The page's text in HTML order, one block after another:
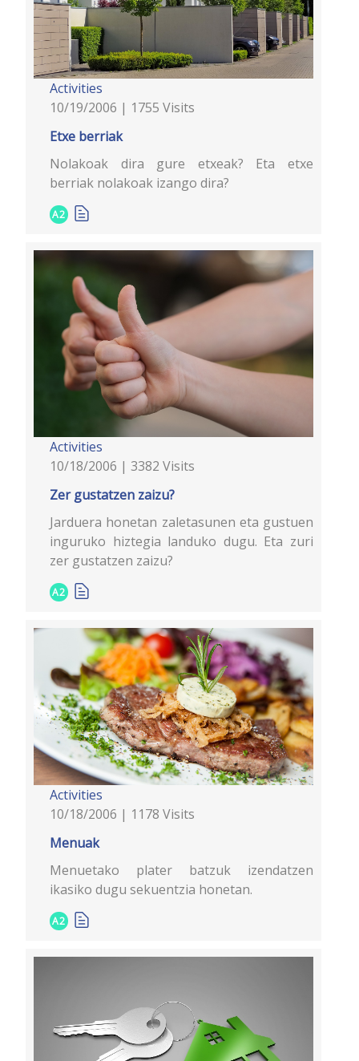
Activities
10/19/2006 | 1755 Visits
Etxe berriak
Nolakoak dira gure etxeak? Eta etxe
berriak nolakoak izango dira?
A2
Activities
10/18/2006 | 3382 Visits
Zer gustatzen zaizu?
Jarduera honetan zaletasunen eta gustuen
inguruko hiztegia landuko dugu. Eta zuri
zer gustatzen zaizu?
A2
Activities
10/18/2006 | 1178 Visits
Menuak
Menuetako plater batzuk izendatzen
ikasiko dugu sekuentzia honetan.
A2